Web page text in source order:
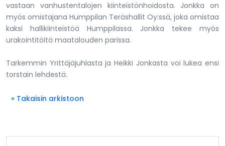
vastaan vanhustentalojen kiinteistönhoidosta. Jonkka on
myös omistajana Humppilan Teräshallit Oy:ssä, joka omistaa
kaksi hallikiinteistöä Humppilassa. Jonkka tekee myös
urakointitöitä maatalouden parissa.
Tarkemmin Yrittäjäjuhlasta ja Heikki Jonkasta voi lukea ensi
torstain lehdestä.
» Takaisin arkistoon